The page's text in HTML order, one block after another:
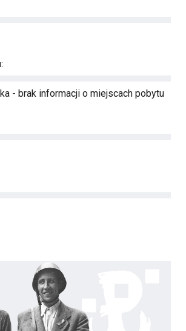
- brak informacji o miejscach pobytu